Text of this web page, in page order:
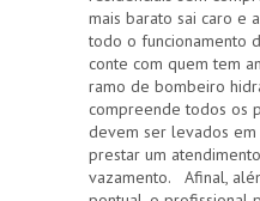
mais barato sai caro e
todo o funcionamento
conte com quem tem
ramo de bombeiro
compreende todos os
devem ser levados
prestar um
vazamento. Afinal,